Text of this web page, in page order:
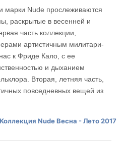
марки Nude прослеживаются
раскрытые в весенней и
часть коллекции,
артистичным милитари-
к Фриде Кало, с ее
и дыханием
Вторая, летняя часть,
повседневных вещей из